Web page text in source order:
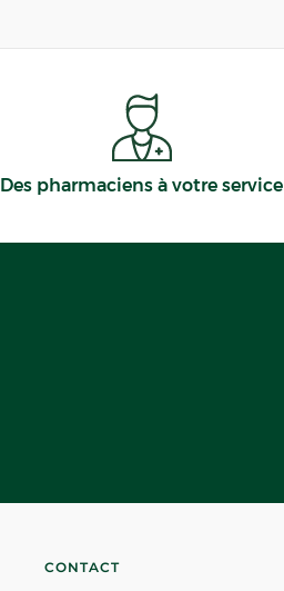
Des pharmaciens à votre service
CONTACT